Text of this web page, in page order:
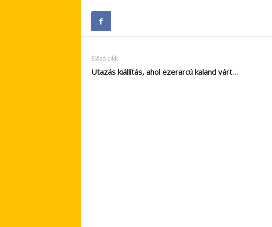
Előző cikk
Utazás kiállítás, ahol ezerarcú kaland várt…